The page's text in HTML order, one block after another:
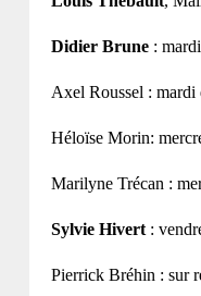
Didier Brune: mardi
Axel Roussel : mardi
Héloïse Morin:
Marilyne Trécan :
Sylvie Hivert:
Pierrick Bréhin : sur